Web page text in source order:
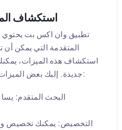
2. استكشاف
تطبيق وان اكس بت يحتوي
المتقدمة التي يمكن
استكشاف هذه الميزات،
جديدة. إليك بعض الميزات التي يمكنك استخدامها:
البحث المتقدم:
التخصيص: يمكنك تخصيص